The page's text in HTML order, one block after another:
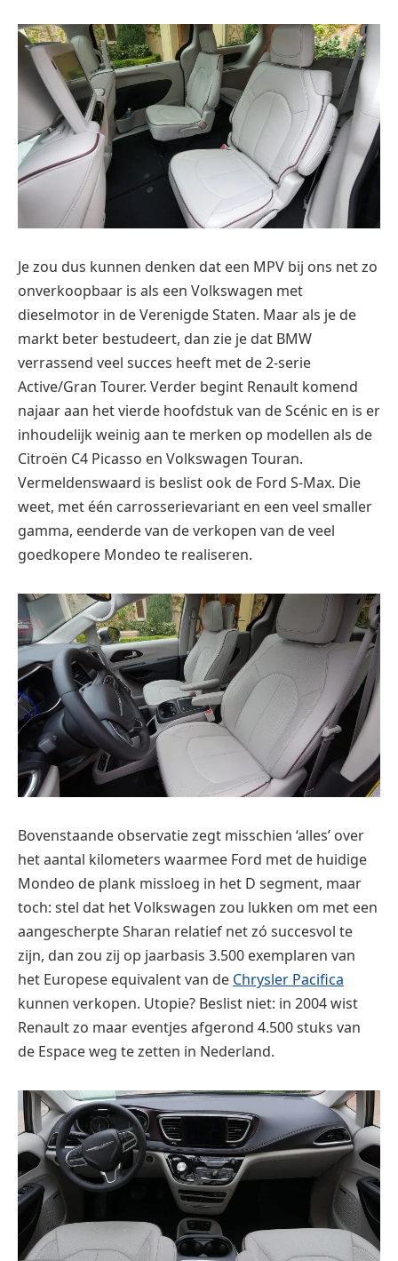
Je zou dus kunnen denken dat een MPV bij ons net zo
onverkoopbaar is als een Volkswagen met
dieselmotor in de Verenigde Staten. Maar als je de
markt beter bestudeert, dan zie je dat BMW
verrassend veel succes heeft met de 2-serie
Active/Gran Tourer. Verder begint Renault komend
najaar aan het vierde hoofdstuk van de Scénic en is er
inhoudelijk weinig aan te merken op modellen als de
Citroën C4 Picasso en Volkswagen Touran.
Vermeldenswaard is beslist ook de Ford S-Max. Die
weet, met één carrosserievariant en een veel smaller
gamma, eenderde van de verkopen van de veel
goedkopere Mondeo te realiseren.
Bovenstaande observatie zegt misschien ‘alles’ over
het aantal kilometers waarmee Ford met de huidige
Mondeo de plank missloeg in het D segment, maar
toch: stel dat het Volkswagen zou lukken om met een
aangescherpte Sharan relatief net zó succesvol te
zijn, dan zou zij op jaarbasis 3.500 exemplaren van
het Europese equivalent van de Chrysler Pacifica
kunnen verkopen. Utopie? Beslist niet: in 2004 wist
Renault zo maar eventjes afgerond 4.500 stuks van
de Espace weg te zetten in Nederland.